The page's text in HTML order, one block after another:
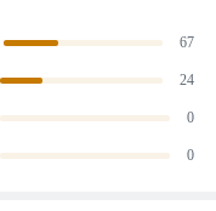
67
24
0
0